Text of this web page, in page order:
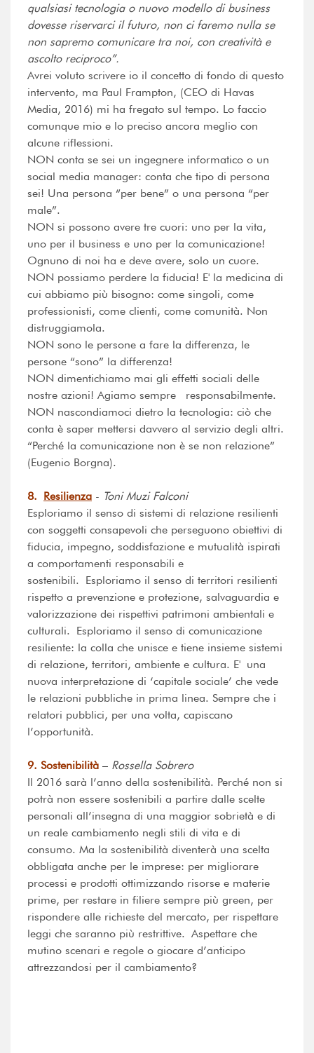
qualsiasi tecnologia o nuovo modello di business
dovesse riservarci il futuro, non ci faremo nulla se
non sapremo comunicare tra noi, con creatività e
ascolto reciproco”.
Avrei voluto scrivere io il concetto di fondo di questo
intervento, ma Paul Frampton, (CEO di Havas
Media, 2016) mi ha fregato sul tempo. Lo faccio
comunque mio e lo preciso ancora meglio con
alcune riflessioni.
NON conta se sei un ingegnere informatico o un
social media manager: conta che tipo di persona
sei! Una persona “per bene” o una persona “per
male”.
NON si possono avere tre cuori: uno per la vita,
uno per il business e uno per la comunicazione!
Ognuno di noi ha e deve avere, solo un cuore.
NON possiamo perdere la fiducia! E' la medicina di
cui abbiamo più bisogno: come singoli, come
professionisti, come clienti, come comunità. Non
distruggiamola.
NON sono le persone a fare la differenza, le
persone “sono” la differenza!
NON dimentichiamo mai gli effetti sociali delle
nostre azioni! Agiamo sempre responsabilmente.
NON nascondiamoci dietro la tecnologia: ciò che
conta è saper mettersi davvero al servizio degli altri.
“Perché la comunicazione non è se non relazione”
(Eugenio Borgna).
8. Resilienza - Toni Muzi Falconi
Esploriamo il senso di sistemi di relazione resilienti
con soggetti consapevoli che perseguono obiettivi di
fiducia, impegno, soddisfazione e mutualità ispirati
a comportamenti responsabili e
sostenibili. Esploriamo il senso di territori resilienti
rispetto a prevenzione e protezione, salvaguardia e
valorizzazione dei rispettivi patrimoni ambientali e
culturali. Esploriamo il senso di comunicazione
resiliente: la colla che unisce e tiene insieme sistemi
di relazione, territori, ambiente e cultura. E' una
nuova interpretazione di ‘capitale sociale’ che vede
le relazioni pubbliche in prima linea. Sempre che i
relatori pubblici, per una volta, capiscano
l’opportunità.
9. Sostenibilità – Rossella Sobrero
Il 2016 sarà l’anno della sostenibilità. Perché non si
potrà non essere sostenibili a partire dalle scelte
personali all’insegna di una maggior sobrietà e di
un reale cambiamento negli stili di vita e di
consumo. Ma la sostenibilità diventerà una scelta
obbligata anche per le imprese: per migliorare
processi e prodotti ottimizzando risorse e materie
prime, per restare in filiere sempre più green, per
rispondere alle richieste del mercato, per rispettare
leggi che saranno più restrittive. Aspettare che
mutino scenari e regole o giocare d’anticipo
attrezzandosi per il cambiamento?